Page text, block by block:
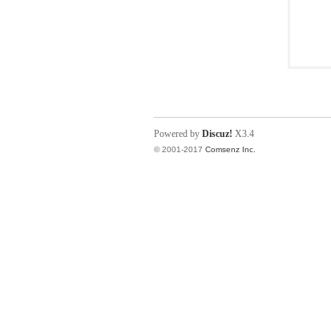
Powered by Discuz! X3.4
© 2001-2017 Comsenz Inc.